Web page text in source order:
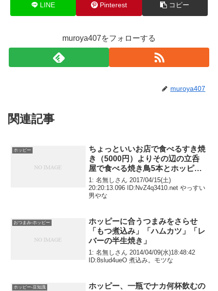
LINE Pinterest コピー
muroya407をフォローする
muroya407
関連記事
ホッピー
ちょっといいお店で食べるすき焼
き（5000円）よりその辺の立呑
屋で食べる焼き鳥5本とホッピー
と中3杯（2500円）の方が幸せ
1: 名無しさん 2017/04/15(土)
20:20:13.096 ID:NvZ4q3410.net やっすい
男やな
おつまみ-ホッピー
ホッピーに合うつまみをさらせ
「もつ煮込み」「ハムカツ」「レ
バーの半生焼き」
1: 名無しさん 2014/04/09(水)18:48:42
ID:8slud4ueO 煮込み。モツな
ホッピー-豆知識
ホッピー、一瓶でナカ何杯飲むの